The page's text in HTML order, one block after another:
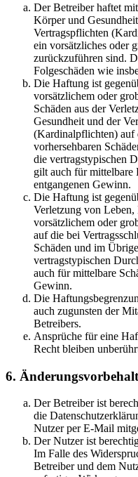
Der Betreiber haftet
Körper und
Vertragspflichten
ein vorsätzliches oder
zurückzuführen sind.
Folgeschäden wie
Die Haftung ist
vorsätzlichem oder
Schäden aus der
Gesundheit und der
(Kardinalpflichten) auf
vorhersehbaren
die vertragstypischen
gilt auch für mittelbare
entgangenen Gewinn.
Die Haftung ist
Verletzung von
vorsätzlichem oder
auf die bei
Schäden und im
vertragstypischen
auch für mittelbare
Gewinn.
Die
auch zugunsten der
Betreibers.
Ansprüche für eine
Recht bleiben
6. Änderungsvorbehalt
Der Betreiber ist
die
Nutzer per E-Mail
Der Nutzer ist
Im Falle des
Betreiber und dem